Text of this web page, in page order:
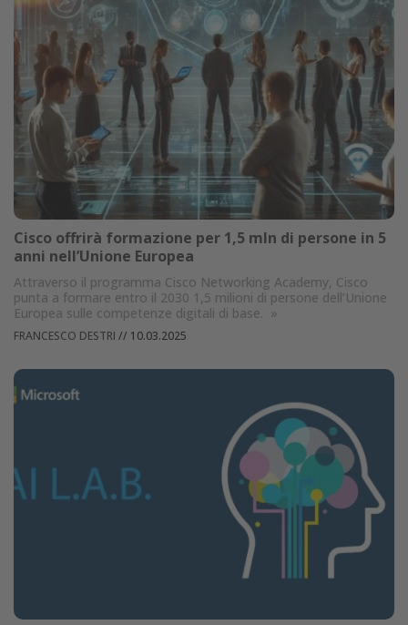
Cisco offrirà formazione per 1,5 mln di persone in 5
anni nell’Unione Europea
Attraverso il programma Cisco Networking Academy, Cisco
punta a formare entro il 2030 1,5 milioni di persone dell’Unione
Europea sulle competenze digitali di base. »
FRANCESCO DESTRI // 10.03.2025